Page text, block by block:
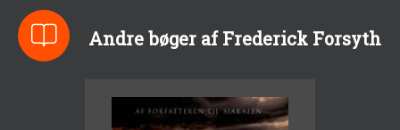
Andre bøger af Frederick Forsyth